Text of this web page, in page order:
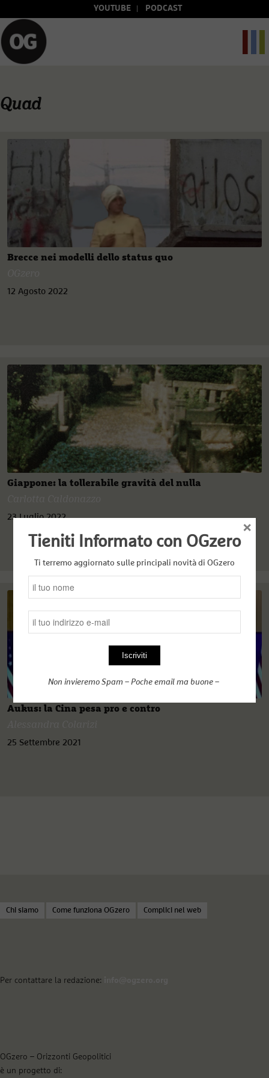
YOUTUBE PODCAST
Quad
Brecce nei modelli dello status quo
12 Agosto 2022
Giappone: la tollerabile gravità del nulla
23 Luglio 2022
Aukus: la Cina pesa pro e contro
25 Settembre 2021
Chi siamo Come funziona OGzero Complici nel web
Per contattare la redazione:
OGzero – Orizzonti Geopolitici
è un progetto di:
Tieniti Informato con OGzero
Ti terremo aggiornato sulle principali novità di OGzero
Non invieremo Spam – Poche email ma buone –
×